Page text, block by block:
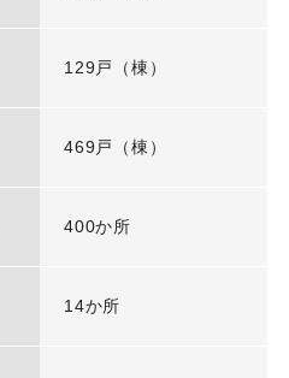
129戸（棟）
469戸（棟）
400か所
14か所